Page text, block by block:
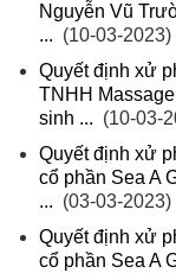
Nguyễn Vũ
... (10-03-2023)
Quyết định xử
TNHH
sinh ... (10-03-
Quyết định xử
cổ phần Sea A
... (03-03-2023)
Quyết định xử
cổ phần Sea A